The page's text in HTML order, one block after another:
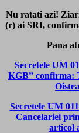
Nu ratati azi!
(r) ai SRI,
Pana
Secretele UM
KGB” confirma:
Secretele UM
Cancelariei
articol